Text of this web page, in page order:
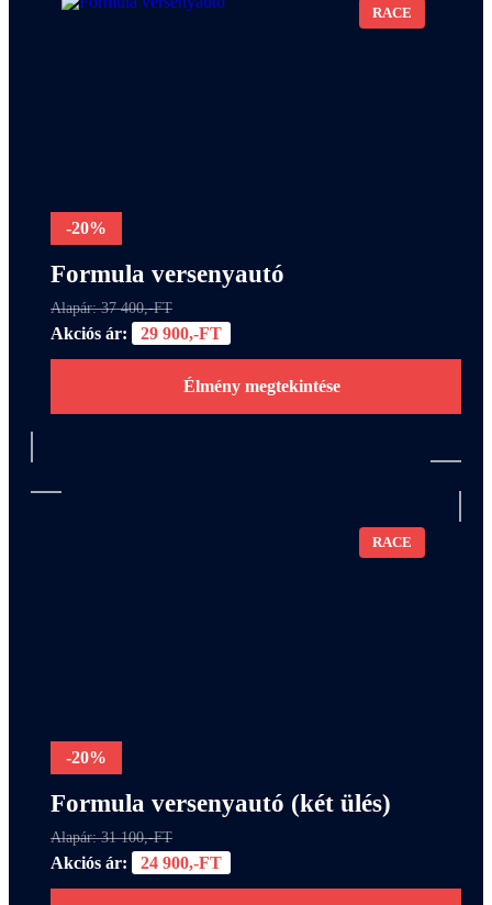
RACE
-20%
Formula versenyautó
Alapár: 37 400,-FT
Akciós ár: 29 900,-FT
Élmény megtekintése
RACE
-20%
Formula versenyautó (két ülés)
Alapár: 31 100,-FT
Akciós ár: 24 900,-FT